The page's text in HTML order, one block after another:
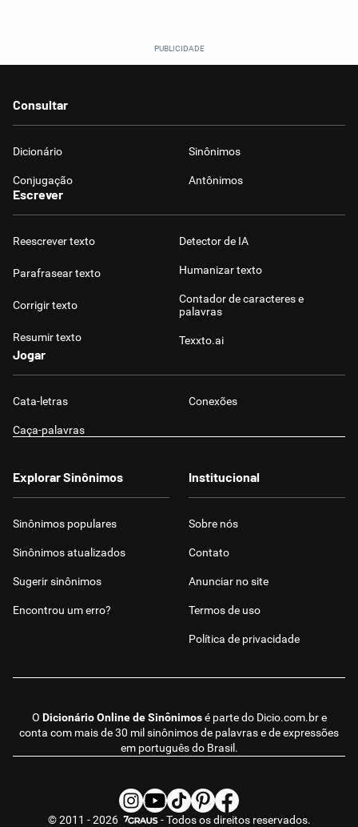
Consultar
Dicionário Sinônimos
Conjugação Antônimos
Escrever
Reescrever texto
Parafrasear texto
Corrigir texto
Resumir texto
Detector de IA
Humanizar texto
Contador de caracteres e
palavras
Texxto.ai
Jogar
Cata-letras Conexões
Caça-palavras
O Dicionário Online de Sinônimosé parte do Dicio.com.bre
conta com mais de 30 mil sinônimos de palavras e de expressões
em português do Brasil.
Explorar Sinônimos
Sinônimos populares
Sinônimos atualizados
Sugerir sinônimos
Encontrou um erro?
Institucional
Sobre nós
Contato
Anunciar no site
Termos de uso
Política de privacidade
© 2011 - 2026 - Todos os direitos reservados.